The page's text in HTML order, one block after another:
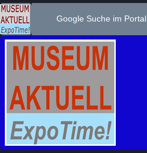
Google Suche im Portal